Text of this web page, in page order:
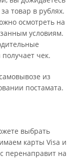
товар в рублях.
осмотреть на
условиям.
чек.
из
постамата.
выбрать
карты Visa и
перенаправит на